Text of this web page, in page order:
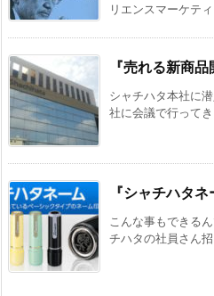
リエンスマーケテ
『売れる新商品
シャチハタ本社に
社に会議で行って
『シャチハタ
こんな事もできる
チハタの社員さん